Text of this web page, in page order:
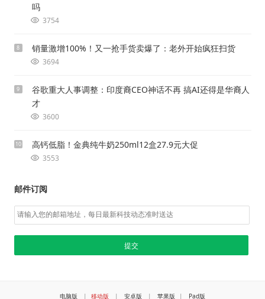
吗
3754
8 销量激增100%！又一抢手货卖爆了：老外开始疯狂扫货
3694
9
谷歌重大人事调整：印度裔CEO神话不再 搞AI还得是华裔人
才
3600
10 高钙低脂！金典纯牛奶250ml12盒27.9元大促
3553
邮件订阅
电脑版 | 移动版 | 安卓版 | 苹果版 | Pad版